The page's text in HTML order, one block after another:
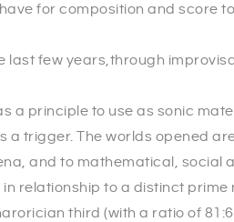
for composition and score
last few years,through
a principle to use as sonic
trigger. The worlds opened
and to mathematical, social
relationship to a distinct
third (with a ratio of